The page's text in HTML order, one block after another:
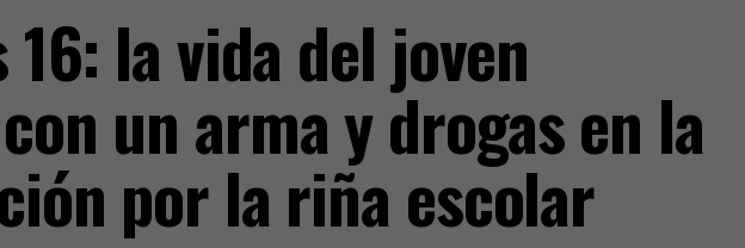
16: la vida del joven
un arma y drogas en la
por la riña escolar